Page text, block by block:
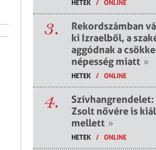
HETEK / ONLINE
3.
Rekordszámban
ki Izraelből, a
aggódnak a
népesség miatt »
HETEK / ONLINE
4.
Szívhangrendelet:
Zsolt nővére is
mellett »
HETEK / ONLINE